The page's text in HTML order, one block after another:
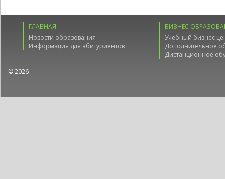
ГЛАВНАЯ
Новости образования
Информация для абитуриентов
БИЗНЕС
Учебный бизнес
Дополнительное
Дистанционное
© 2026